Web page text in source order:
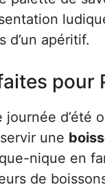
d’un apéritif.
pour
journée
une
nique en
de